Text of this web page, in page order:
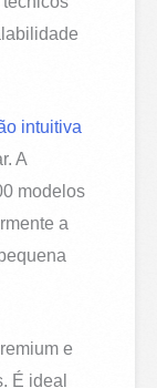
intuitiva
A
modelos
a
e
É ideal